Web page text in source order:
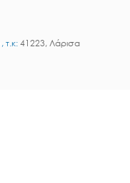
, τ.κ: 41223, Λάρισα